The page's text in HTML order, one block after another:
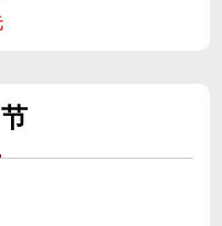
大号320x320x600：2650元
节